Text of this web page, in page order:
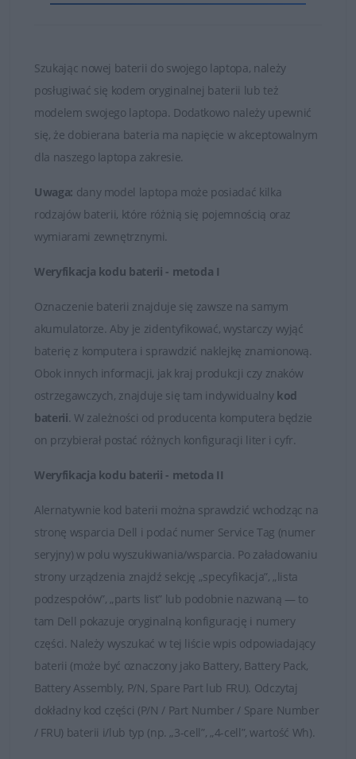
i bezawaryjnie.
są bardzo słabej jakości!
Baterie, które znajduje się w ofercie sklepu DELL24 są
oryginalnymi częściami zamiennymi lub wysokiej jakości
zamiennikami takich firm jak Dell, Green Cell czy
Whitenergy. Tylko markowe produkty spełniają
najwyższe standardy jakości i posiadają certyfikaty FCC,
CE i ROHS.
Łatwy kontakt i fachowa obsługa
W przypadku jakichkolwiek wątpliwości i problemów z
doborem baterii do posiadanego laptopa, zawsze mogą
Państwo skontaktować się z naszymi Doradcami, którzy
udzielą fachowej i wyczerpującej porady. Na przesłane
zapytania odpowiadamy rzetelnie i bez zbędnej zwłoki.
Satysfakcja z zakupu jest dla nas najważniejsza.
Dobór baterii do laptopów DELL
Szukając nowej baterii do swojego laptopa, należy
posługiwać się kodem oryginalnej baterii lub też
modelem swojego laptopa. Dodatkowo należy upewnić
się, że dobierana bateria ma napięcie w akceptowalnym
dla naszego laptopa zakresie.
Uwaga: dany model laptopa może posiadać kilka
rodzajów baterii, które różnią się pojemnością oraz
wymiarami zewnętrznymi.
Weryfikacja kodu baterii - metoda I
Oznaczenie baterii znajduje się zawsze na samym
akumulatorze. Aby je zidentyfikować, wystarczy wyjąć
baterię z komputera i sprawdzić naklejkę znamionową.
Obok innych informacji, jak kraj produkcji czy znaków
ostrzegawczych, znajduje się tam indywidualny kod
baterii. W zależności od producenta komputera będzie
on przybierał postać różnych konfiguracji liter i cyfr.
Weryfikacja kodu baterii - metoda II
Alernatywnie kod baterii można sprawdzić wchodząc na
stronę wsparcia Dell i podać numer Service Tag (numer
seryjny) w polu wyszukiwania/wsparcia. Po załadowaniu
strony urządzenia znajdź sekcję „specyfikacja”, „lista
podzespołów”, „parts list” lub podobnie nazwaną — to
tam Dell pokazuje oryginalną konfigurację i numery
części. Należy wyszukać w tej liście wpis odpowiadający
baterii (może być oznaczony jako Battery, Battery Pack,
Battery Assembly, P/N, Spare Part lub FRU). Odczytaj
dokładny kod części (P/N / Part Number / Spare Number
/ FRU) baterii i/lub typ (np. „3-cell”, „4-cell”, wartość Wh).